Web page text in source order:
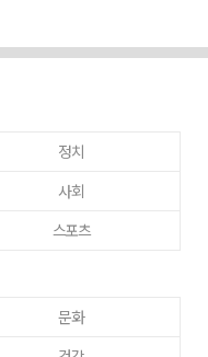
정치
사회
스포츠
문화